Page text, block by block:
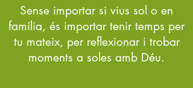
Sense importar si vius sol o en
família, és importar tenir temps per
tu mateix, per reflexionar i trobar
moments a soles amb Déu.